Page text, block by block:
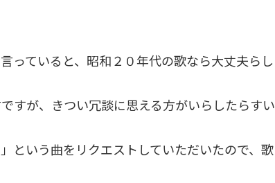
っていると、昭和２０年代の歌なら大丈夫らし
すが、きつい冗談に思える方がいらしたらすい
という曲をリクエストしていただいたので、歌